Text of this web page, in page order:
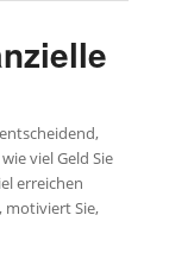
viel Geld Sie
erreichen
motiviert Sie,